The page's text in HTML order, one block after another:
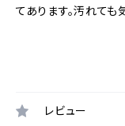
てあります。汚れても
レビュー